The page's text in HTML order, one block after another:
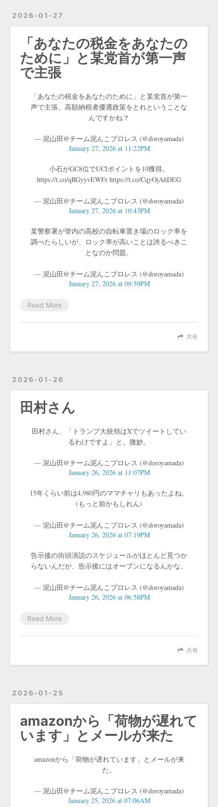
2026-01-27
「あなたの税金をあなたの
ために」と某党首が第一声
で主張
「あなたの税金をあなたのために」と某党首が第一
声で主張。高額納税者優遇政策をとれということな
んですかね？
— 泥山田@チーム泥んこプロレス (@doroyamada)
January 27, 2026 at 11:22PM
小石がGC8位でUCIポイントを10獲得。
https://t.co/qRGyyvEWFr https://t.co/CqyOjAhDEG
— 泥山田@チーム泥んこプロレス (@doroyamada)
January 27, 2026 at 10:43PM
某警察署が管内の高校の自転車置き場のロック率を
調べたらしいが、ロック率が高いことは誇るべきこ
となのか問題。
— 泥山田@チーム泥んこプロレス (@doroyamada)
January 27, 2026 at 09:59PM
Read More
共有
2026-01-26
田村さん
田村さん、「トランプ大統領はXでツイートしてい
るわけですよ」と。微妙。
— 泥山田@チーム泥んこプロレス (@doroyamada)
January 26, 2026 at 11:07PM
15年くらい前は4,980円のママチャリもあったよね。
(もっと前かもしれん)
— 泥山田@チーム泥んこプロレス (@doroyamada)
January 26, 2026 at 07:19PM
告示後の街頭演説のスケジュールがほとんど見つか
らないんだが、告示後にはオープンになるんかな。
— 泥山田@チーム泥んこプロレス (@doroyamada)
January 26, 2026 at 06:58PM
Read More
共有
2026-01-25
amazonから「荷物が遅れて
います」とメールが来た
amazonから「荷物が遅れています」とメールが来
た。
— 泥山田@チーム泥んこプロレス (@doroyamada)
January 25, 2026 at 07:06AM